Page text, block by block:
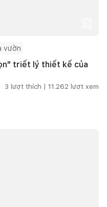
vườn
triết lý thiết kế của
3 lượt thích | 11.262 lượt xem